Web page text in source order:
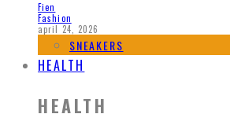
Fien
Fashion
april 24, 2026
SNEAKERS
HEALTH
HEALTH